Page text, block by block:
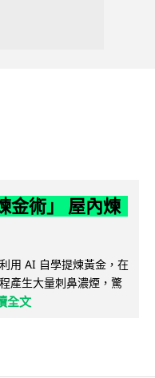
金術」 屋內煉
用 AI 自學提煉黃金，在
產生大量刺鼻濃煙，驚
全文